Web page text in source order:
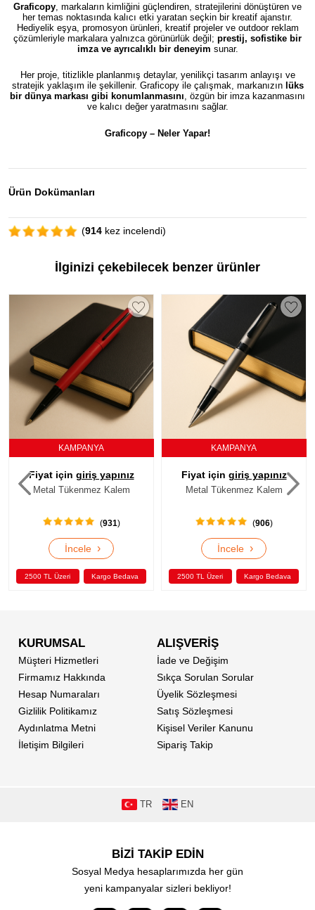
Graficopy , markaların kimliğini güçlendiren, stratejilerini dönüştüren ve
her temas noktasında kalıcı etki yaratan seçkin bir kreatif ajanstır.
Hediyelik eşya, promosyon ürünleri, kreatif projeler ve outdoor reklam
çözümleriyle markalara yalnızca görünürlük değil; prestij, sofistike bir
imza ve ayrıcalıklı bir deneyim sunar.
Her proje, titizlikle planlanmış detaylar, yenilikçi tasarım anlayışı ve
stratejik yaklaşım ile şekillenir. Graficopy ile çalışmak, markanızın lüks
bir dünya markası gibi konumlanmasını, özgün bir imza kazanmasını
ve kalıcı değer yaratmasını sağlar.
Graficopy – Neler Yapar!
Ürün Dokümanları
(914 kez incelendi)
İlginizi çekebilecek benzer ürünler
KAMPANYA
Fiyat içingiriş yapınız
Metal Tükenmez Kalem
(906)
İncele›
2500 TL Üzeri Kargo Bedava
KAMPANYA
Fiyat içingiriş yapınız
Metal Tükenmez Kalem
(894)
İncele›
2500 TL Üzeri Kargo Bedava
KURUMSAL
Müşteri Hizmetleri
Firmamız Hakkında
Hesap Numaraları
Gizlilik Politikamız
Aydınlatma Metni
İletişim Bilgileri
ALIŞVERİŞ
İade ve Değişim
Sıkça Sorulan Sorular
Üyelik Sözleşmesi
Satış Sözleşmesi
Kişisel Veriler Kanunu
Sipariş Takip
TR EN
BİZİ TAKİP EDİN
Sosyal Medya hesaplarımızda her gün
yeni kampanyalar sizleri bekliyor!